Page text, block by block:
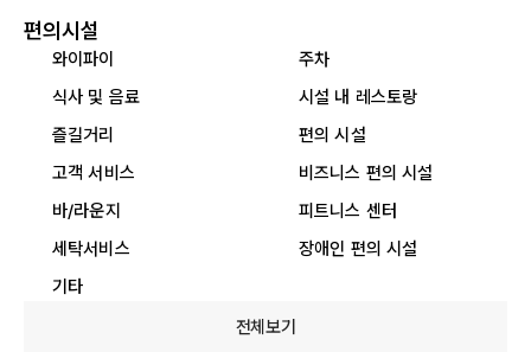
편의시설
와이파이
주차
식사 및 음료
시설 내 레스토랑
즐길거리
편의 시설
고객 서비스
비즈니스 편의 시설
바/라운지
피트니스 센터
세탁서비스
장애인 편의 시설
기타
전체보기